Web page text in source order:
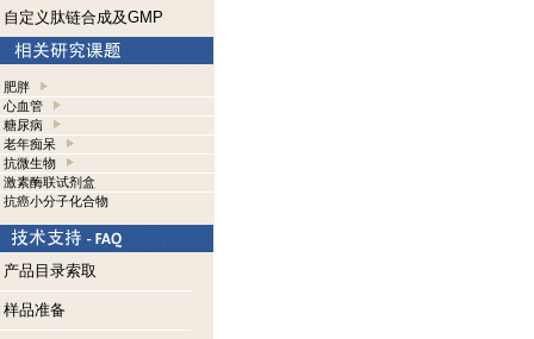
自定义肽链合成及GMP
肥胖
心血管
糖尿病
老年痴呆
抗微生物
激素酶联试剂盒
抗癌小分子化合物
产品目录索取
样品准备